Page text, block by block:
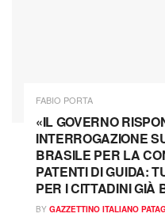
FABIO PORTA
«IL GOVERNO
INTERROGAZIONE
BRASILE PER LA
PATENTI DI GUIDA:
PER I CITTADINI GIÀ
BY GAZZETTINO ITALIANO